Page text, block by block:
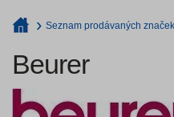
Seznam prodávaných značek
Beurer